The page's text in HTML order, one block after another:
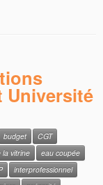
Université
budget
CGT
la vitrine
eau coupée
interprofessionnel